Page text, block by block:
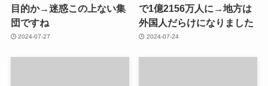
目的か→迷惑この上ない集
団ですね
2024-07-27
で1億2156万人に→地方は
外国人だらけになりました
2024-07-24